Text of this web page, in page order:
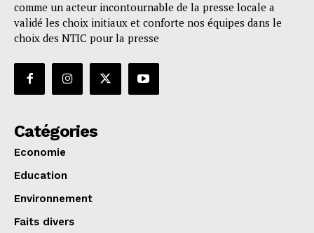
comme un acteur incontournable de la presse locale a
validé les choix initiaux et conforte nos équipes dans le
choix des NTIC pour la presse
Catégories
Economie
Education
Environnement
Faits divers